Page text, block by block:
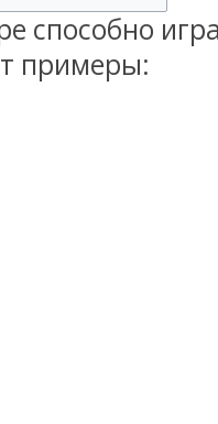
способно
примеры: